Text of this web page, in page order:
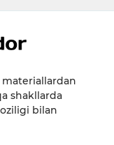
materiallardan
shakllarda
bilan